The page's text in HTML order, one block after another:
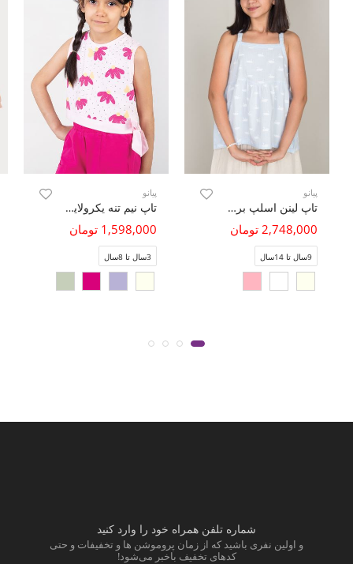
پیانو
تاپ لینن اسلپ برش دار
2,748,000 تومان
9سال تا 14سال
پیانو
تاپ نیم تنه یکرولایکرا دمپا گره ای (ست با کد10612)
1,598,000 تومان
3سال تا 8سال
شماره تلفن همراه خود را وارد کنید
و اولین نفری باشید که از زمان پروموشن ها و تخفیفات و حتی
کدهای تخفیف باخبر می‌شود!